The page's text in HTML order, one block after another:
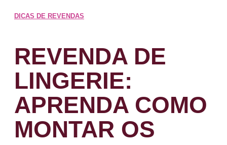
DICAS DE REVENDAS
REVENDA DE
LINGERIE:
APRENDA COMO
MONTAR OS